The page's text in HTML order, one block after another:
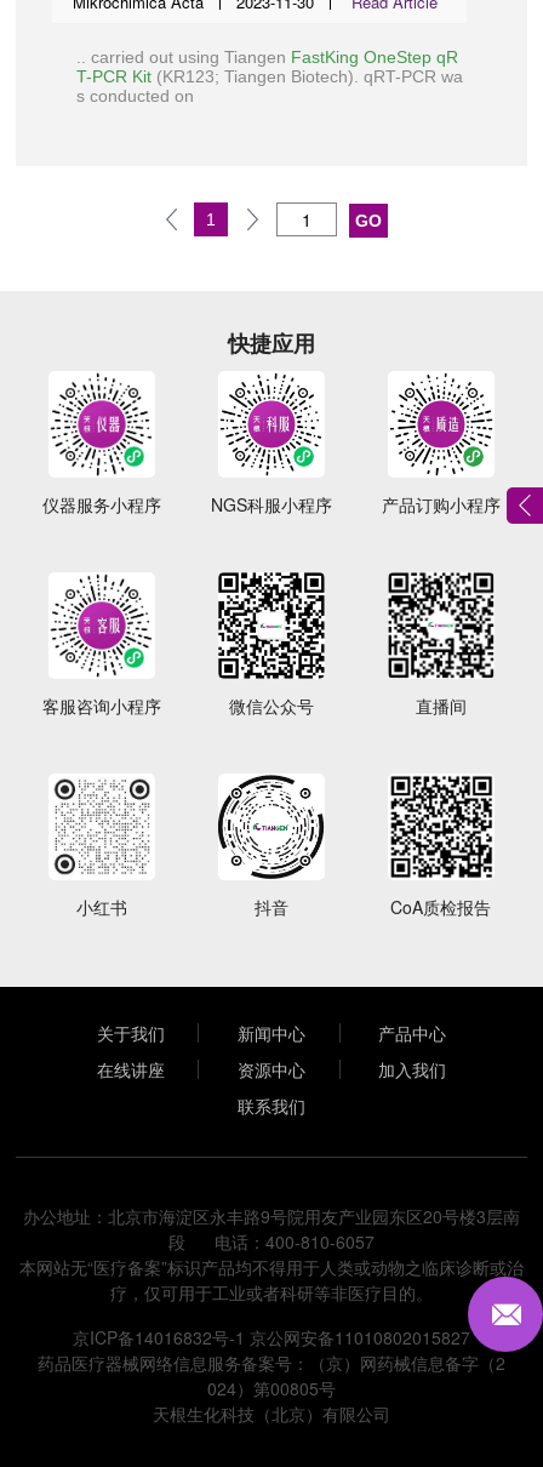
.. carried out using Tiangen FastKing OneStep qR
T-PCR Kit (KR123;Tiangen Biotech). qRT-PCR wa
s conducted on
1
快捷应用
仪器服务小程序 NGS科服小程序 产品订购小程序
客服咨询小程序 微信公众号 直播间
小红书 抖音 CoA质检报告
关于我们 新闻中心
产品中心
在线讲座
资源中心
加入我们
联系我们
办公地址：北京市海淀区永丰路9号院用友产业园东区20号楼3层南
段 电话：400-810-6057
本网站无“医疗备案”标识产品均不得用于人类或动物之临床诊断或治
疗，仅可用于工业或者科研等非医疗目的。
京ICP备14016832号-1 京公网安备11010802015827
药品医疗器械网络信息服务备案号：（京）网药械信息备字（2
024）第00805号
天根生化科技（北京）有限公司